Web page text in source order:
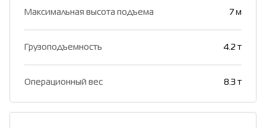
Максимальная высота подъема 7 м
Грузоподъемность 4.2 т
Операционный вес 8.3 т